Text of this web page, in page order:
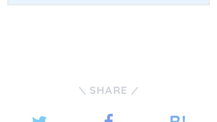
SHARE